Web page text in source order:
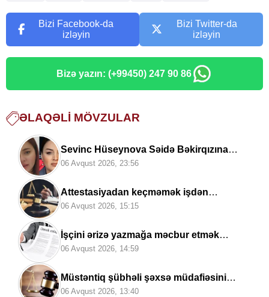
Bizi Facebook-da
izləyin
Bizi Twitter-da
izləyin
Bizə yazın: (+99450) 247 90 86
ƏLAQƏLI MÖVZULAR
Sevinc Hüseynova Səidə Bəkirqızına
uduzdu —Məhkəmə rədd etdi
06 Avqust 2026, 23:56
Attestasiyadan keçməmək işdən
çıxarılmaq demək deyil –
məqamlar
06 Avqust 2026, 15:15
İşçini ərizə yazmağa məcbur etmək
olarmı? –Hüquqşünas açıqladı
06 Avqust 2026, 14:59
Müstəntiq şübhəli şəxsə müdafiəsini
hazırlamaq üçün vaxt
06 Avqust 2026, 13:40